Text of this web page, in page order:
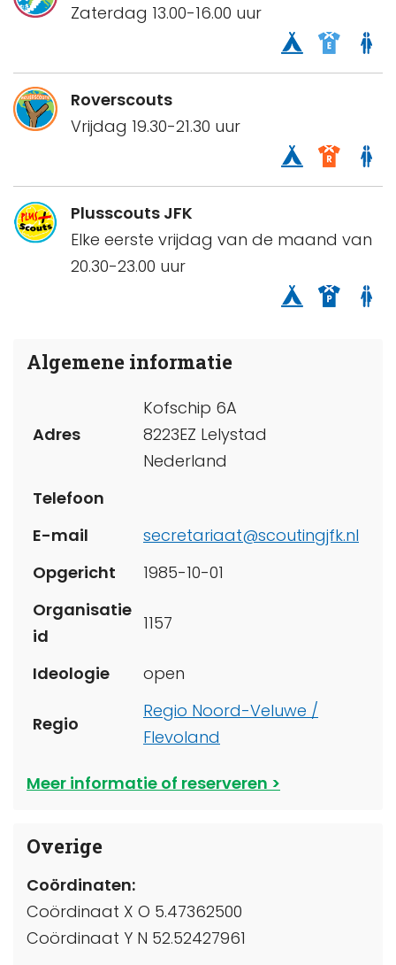
Zaterdag 13.00-16.00 uur
Roverscouts
Vrijdag 19.30-21.30 uur
Plusscouts JFK
Elke eerste vrijdag van de maand van
20.30-23.00 uur
Algemene informatie
Adres
Kofschip 6A
8223EZ Lelystad
Nederland
Telefoon
E-mail
secretariaat@scoutingjfk.nl
Opgericht
1985-10-01
Organisatie
id
1157
Ideologie open
Regio
Regio Noord-Veluwe /
Flevoland
Meer informatie of reserveren
Overige
Coördinaten:
Coördinaat X O 5.47362500
Coördinaat Y N 52.52427961